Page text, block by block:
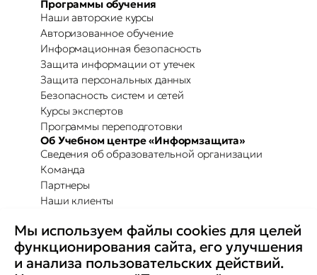
Программы обучения
Наши авторские курсы
Авторизованное обучение
Информационная безопасность
Защита информации от утечек
Защита персональных данных
Безопасность систем и сетей
Курсы экспертов
Программы переподготовки
Об Учебном центре «Информзащита»
Сведения об образовательной организации
Команда
Партнеры
Наши клиенты
Повышение осведомленности
Партнерство с Secure-T
Преимущества для бизнеса
Мы используем файлы cookies для целей
функционирования сайта, его улучшения
и анализа пользовательских действий.